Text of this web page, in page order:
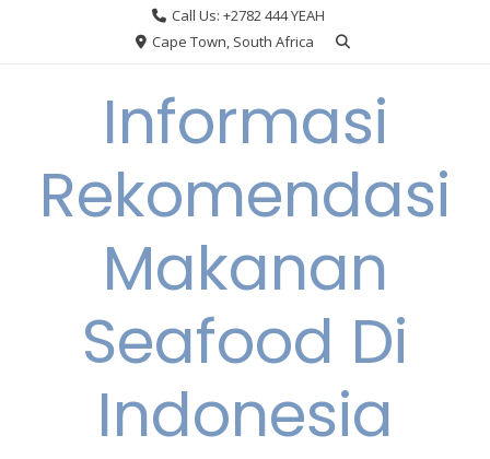
Call Us: +2782 444 YEAH
Cape Town, South Africa
Informasi
Rekomendasi
Makanan
Seafood Di
Indonesia